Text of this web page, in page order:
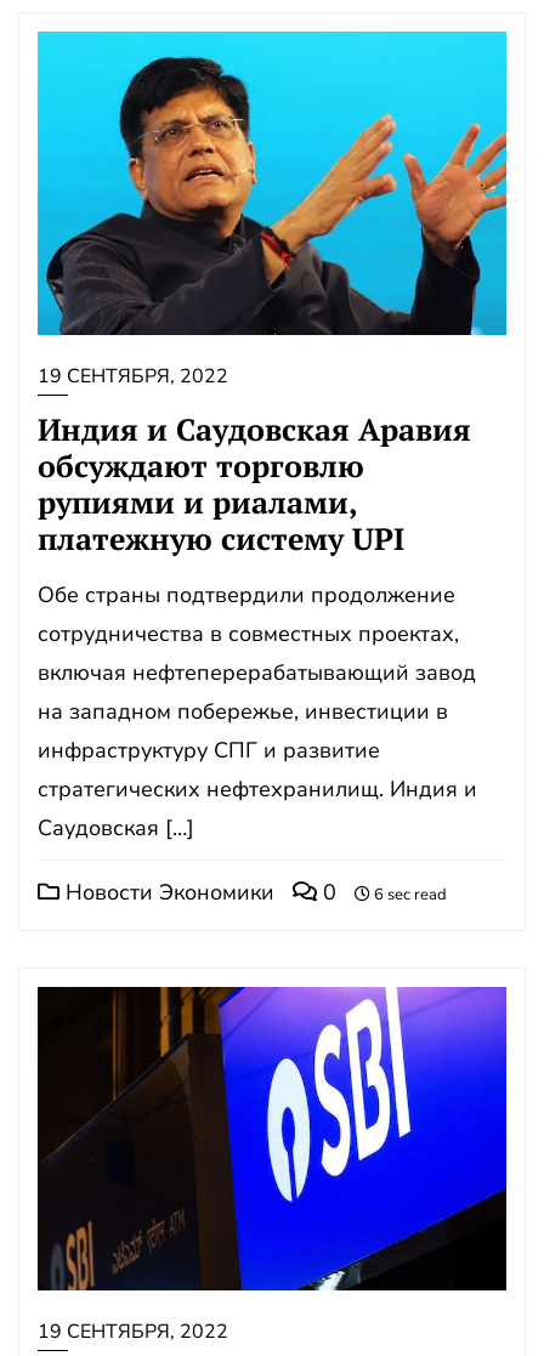
19 СЕНТЯБРЯ, 2022
Индия и Саудовская Аравия
обсуждают торговлю
рупиями и риалами,
платежную систему UPI
Обе страны подтвердили продолжение
сотрудничества в совместных проектах,
включая нефтеперерабатывающий завод
на западном побережье, инвестиции в
инфраструктуру СПГ и развитие
стратегических нефтехранилищ. Индия и
Саудовская […]
Новости Экономики 0 6 sec read
19 СЕНТЯБРЯ, 2022